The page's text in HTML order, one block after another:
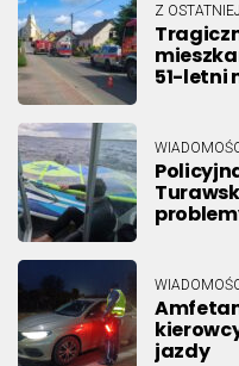
Z
51-letni
jazdy